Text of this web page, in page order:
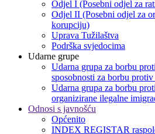
Odjel I (Posebni odjel za
Odjel II (Posebni odjel za
korupciju)
Uprava Tužilaštva
Podrška svjedocima
Udarne grupe
Udarna grupa za borbu
sposobnosti za borbu
Udarna grupa za borbu
organizirane ilegalne
Odnosi s javnošću
Općenito
INDEX REGISTAR